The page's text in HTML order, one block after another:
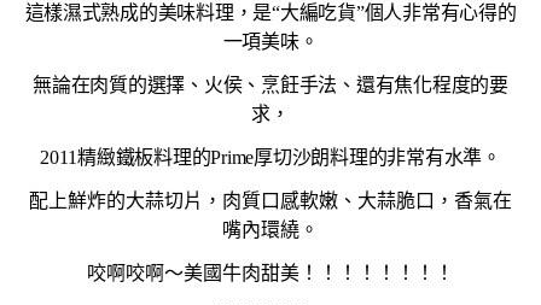
這樣濕式熟成的美味料理，是“大編吃貨”個人非常有心得的
一項美味。
無論在肉質的選擇、火侯、烹飪手法、還有焦化程度的要
求，
2011精緻鐵板料理的Prime厚切沙朗料理的非常有水準。
配上鮮炸的大蒜切片，肉質口感軟嫩、大蒜脆口，香氣在
嘴內環繞。
咬啊咬啊～美國牛肉甜美！！！！！！！！